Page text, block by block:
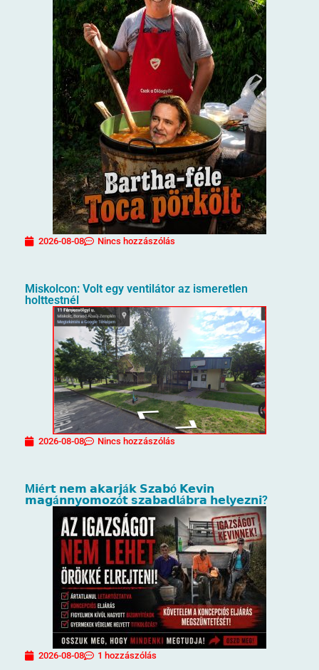
2026-08-08 Nincs hozzászólás
Miskolcon: Volt egy ventilátor az ismeretlen
holttestnél
2026-08-08 Nincs hozzászólás
M𝗶é𝗿𝘁 𝗻𝗲𝗺 𝗮𝗸𝗮𝗿𝗷á𝗸 𝗦𝘇𝗮𝗯ó 𝗞𝗲𝘃𝗶𝗻
𝗺𝗮𝗴á𝗻𝗻𝘆𝗼𝗺𝗼𝘇ó𝘁 𝘀𝘇𝗮𝗯𝗮𝗱𝗹á𝗯𝗿𝗮 𝗵𝗲𝗹𝘆𝗲𝘇𝗻𝗶?
2026-08-08 1 hozzászólás